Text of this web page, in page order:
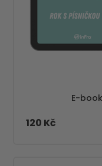
E-
120 Kč